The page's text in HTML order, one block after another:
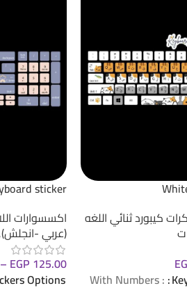
كيبورد ثنائي اللغه
: With Numbers
sticker
اكسسوارات
(عربي -انجلش)
EGP 125.00
–
Options